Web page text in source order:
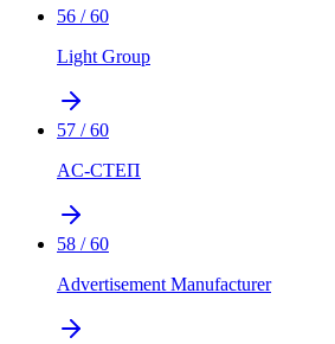
56 /60
Light Group
57 /60
AC-СТЕП
58 /60
Advertisement Manufacturer